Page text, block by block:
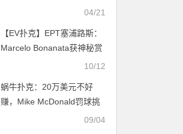
04/21
【EV扑克】EPT塞浦路斯：
Marcelo Bonanata获神秘赏
金赛冠军 Tianhao Zheng深
10/12
蜗牛扑克：20万美元不好
赚，Mike McDonald罚球挑
09/04